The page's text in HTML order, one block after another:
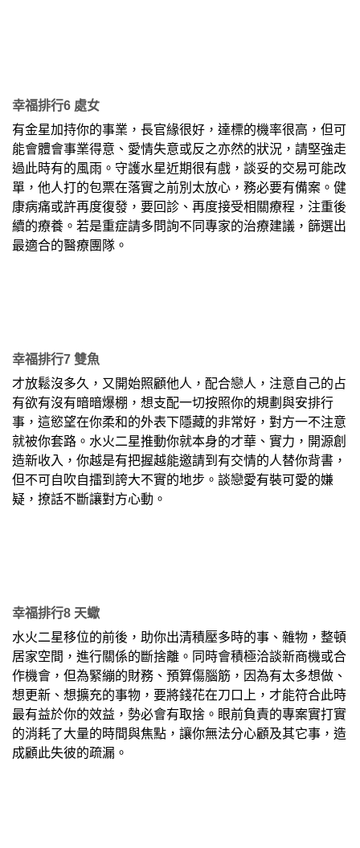
幸福排行6 處女
有金星加持你的事業，長官緣很好，達標的機率很高，但可
能會體會事業得意、愛情失意或反之亦然的狀況，請堅強走
過此時有的風雨。守護水星近期很有戲，談妥的交易可能改
單，他人打的包票在落實之前別太放心，務必要有備案。健
康病痛或許再度復發，要回診、再度接受相關療程，注重後
續的療養。若是重症請多問詢不同專家的治療建議，篩選出
最適合的醫療團隊。
幸福排行7 雙魚
才放鬆沒多久，又開始照顧他人，配合戀人，注意自己的占
有欲有沒有暗暗爆棚，想支配一切按照你的規劃與安排行
事，這慾望在你柔和的外表下隱藏的非常好，對方一不注意
就被你套路。水火二星推動你就本身的才華、實力，開源創
造新收入，你越是有把握越能邀請到有交情的人替你背書，
但不可自吹自擂到誇大不實的地步。談戀愛有裝可愛的嫌
疑，撩話不斷讓對方心動。
幸福排行8 天蠍
水火二星移位的前後，助你出清積壓多時的事、雜物，整頓
居家空間，進行關係的斷捨離。同時會積極洽談新商機或合
作機會，但為緊繃的財務、預算傷腦筋，因為有太多想做、
想更新、想擴充的事物，要將錢花在刀口上，才能符合此時
最有益於你的效益，勢必會有取捨。眼前負責的專案實打實
的消耗了大量的時間與焦點，讓你無法分心顧及其它事，造
成顧此失彼的疏漏。